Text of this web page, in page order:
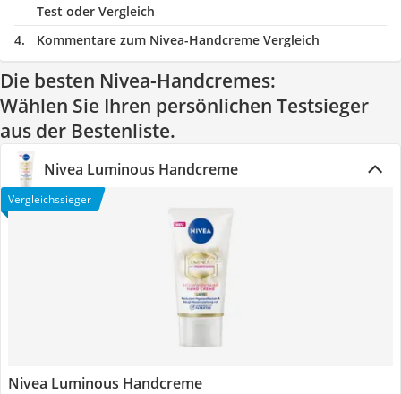
Test oder Vergleich
Kommentare zum Nivea-Handcreme Vergleich
Die besten Nivea-Handcremes:
Wählen Sie Ihren persönlichen Testsieger
aus der Bestenliste.
Nivea Luminous Handcreme
Vergleichssieger
Nivea Luminous Handcreme